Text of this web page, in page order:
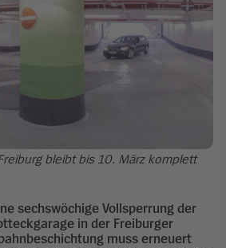
bleibt bis 10. März komplett
sechswöchige Vollsperrung der
in der Freiburger
muss erneuert